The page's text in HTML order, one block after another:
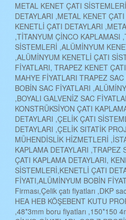
METAL KENET ÇATI
DETAYLARI ,METAL KENET
KENETLİ ÇATI DETAYLARI
,TİTANYUM ÇİNCO KAPLAMASI
SİSTEMLERİ ,ALÜMİNYUM
,ALÜMİNYUM KENETLİ ÇATI
FİYATLARI, TRAPEZ KENET
MAHYE FİYATLARI TRAPEZ
BOBİN SAC FİYATLARI
,BOYALI GALVENİZ SAC
KONSTRÜKSİYON ÇATI
DETAYLARI ,ÇELİK ÇATI
DETAYLARI ,ÇELİK SITATİK
MÜHENDİSLİK HİZMETLERİ
KAPLAMA DETAYLARI ,TRAPEZ
ÇATI KAPLAMA DETAYLARI,
SİSTEMLERİ,KENETLİ ÇATI
FİYATI,ALÜMİNYUM BOBİN
Firması,Çelik çatı fiyatları ,DKP
HEA HEB KÖŞEBENT KUTU
,48*3mm boru fiyatları ,150*150